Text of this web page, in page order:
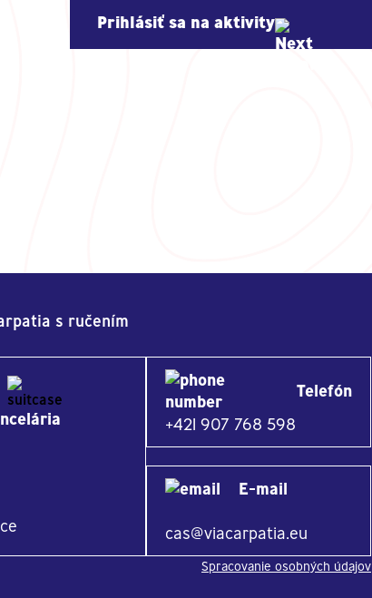
Prihlásiť sa na aktivity
s ručením
Telefón
+421 907 768 598
E-mail
cas@viacarpatia.eu
Spracovanie osobných údajov